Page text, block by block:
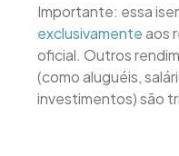
Importante: essa
exclusivamenteaos
oficial. Outros
(como aluguéis,
investimentos) são